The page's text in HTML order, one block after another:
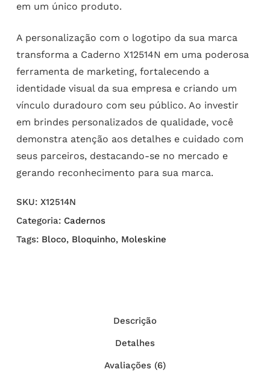
em um único produto.
A personalização com o logotipo da sua marca
transforma a Caderno X12514N em uma poderosa
ferramenta de marketing, fortalecendo a
identidade visual da sua empresa e criando um
vínculo duradouro com seu público. Ao investir
em brindes personalizados de qualidade, você
demonstra atenção aos detalhes e cuidado com
seus parceiros, destacando-se no mercado e
gerando reconhecimento para sua marca.
SKU: X12514N
Categoria: Cadernos
Tags: Bloco, Bloquinho, Moleskine
Descrição
Detalhes
Avaliações (6)